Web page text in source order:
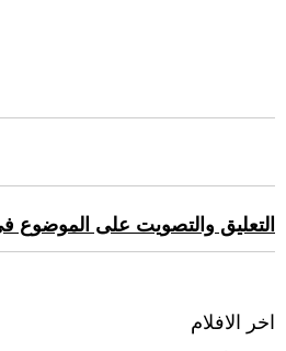
التعليق والتصويت على الموضوع
اخر الافلام